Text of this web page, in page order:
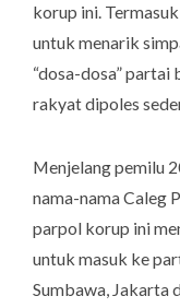
korup ini.
untuk menarik
“dosa-dosa”
rakyat dipoles
Menjelang pemilu
nama-nama Caleg
parpol korup ini
untuk masuk ke
Sumbawa, Jakarta